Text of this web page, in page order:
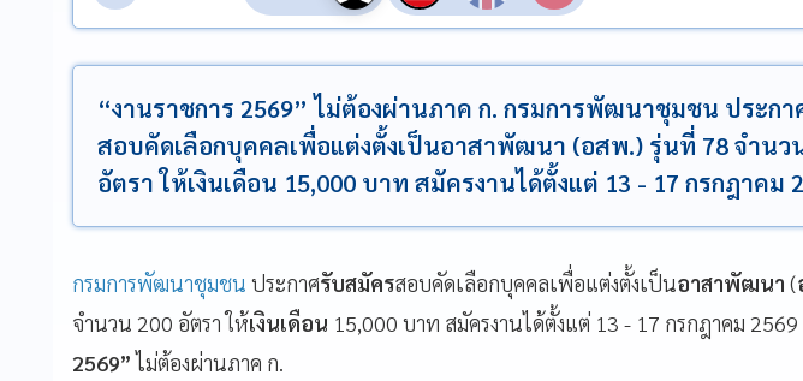
“งานราชการ 2569” ไม่ต้องผ่านภาค ก. กรมการพัฒนาชุมชน ประก
สอบคัดเลือกบุคคลเพื่อแต่งตั้งเป็นอาสาพัฒนา (อสพ.) รุ่นที่ 78 จำนว
อัตรา ให้เงินเดือน 15,000 บาท สมัครงานได้ตั้งแต่ 13 - 17 กรกฎาคม
กรมการพัฒนาชุมชน ประกาศรับสมัครสอบคัดเลือกบุคคลเพื่อแต่งตั้งเป็นอาสาพัฒนา (
จำนวน 200 อัตรา ให้เงินเดือน 15,000 บาท สมัครงานได้ตั้งแต่ 13 - 17 กรกฎาคม 2569
2569”ไม่ต้องผ่านภาค ก.